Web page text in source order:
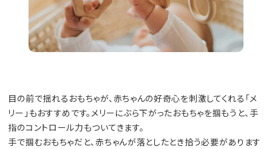
目の前で揺れるおもちゃが、赤ちゃんの好奇心を刺激してくれる「メ
リー」もおすすめです。メリーにぶら下がったおもちゃを掴もうと、手
指のコントロール力もついてきます。
手で掴むおもちゃだと、赤ちゃんが落としたとき拾う必要があります